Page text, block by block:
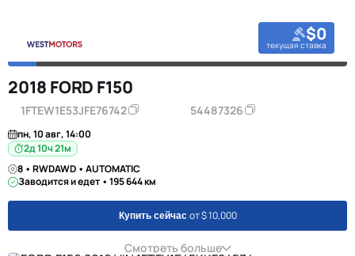
$0
текущая ставка
2018 FORD F150
1FTEW1E53JFE76742 54487326
пн, 10 авг, 14:00
2д 10ч 21м
8 • RWDAWD • AUTOMATIC
Заводится и едет • 195 644 км
Купить сейчас от $ 10,000
Смотреть больше